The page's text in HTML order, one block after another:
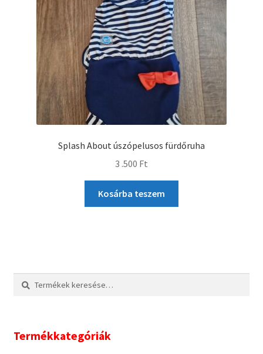
Splash About úszópelusos fürdőruha
3 .500 Ft
Kosárba teszem
Keresés
Keresés
Termékkategóriák